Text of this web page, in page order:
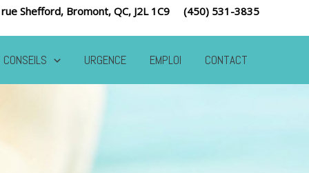
Shefford, Bromont, QC, J2L 1C9 (450) 531-3835
CONSEILS URGENCE EMPLOI CONTACT